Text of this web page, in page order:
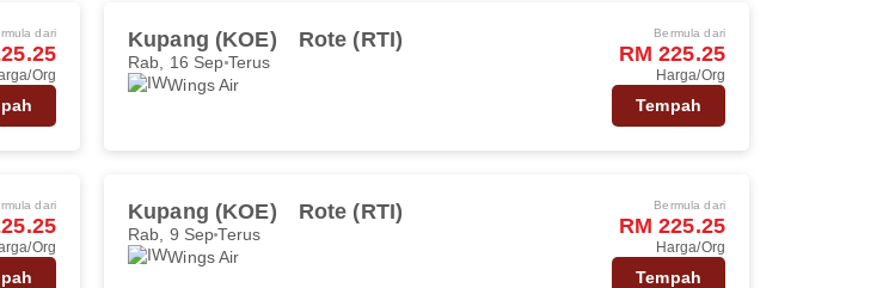
dari
Org
Kupang (KOE) Rote (RTI)
Rab, 16 Sep Terus
Wings Air
Bermula dari
RM 225.25
Harga/Org
Tempah
dari
Org
Kupang (KOE) Rote (RTI)
Rab, 9 SepTerus
Wings Air
Bermula dari
RM 225.25
Harga/Org
Tempah